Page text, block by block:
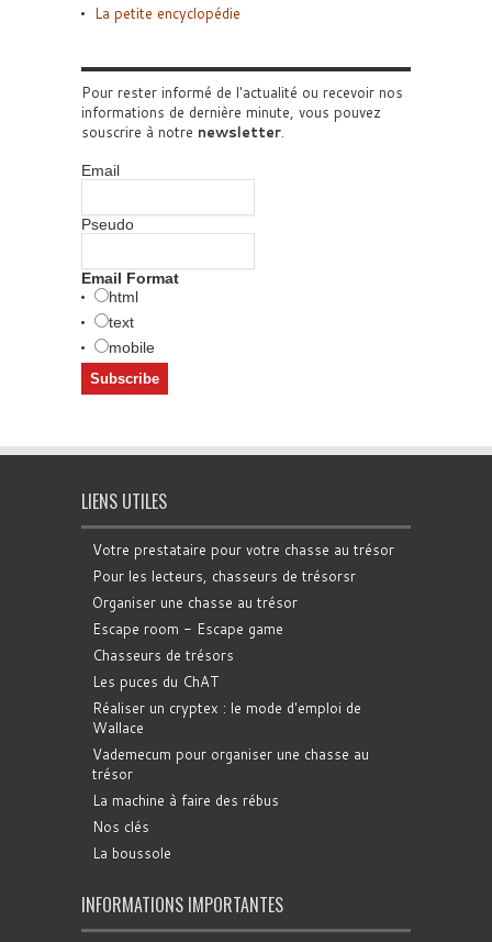
La petite encyclopédie
Pour rester informé de l'actualité ou recevoir nos
informations de dernière minute, vous pouvez
souscrire à notre newsletter.
Email
Pseudo
Email Format
html
text
mobile
LIENS UTILES
Votre prestataire pour votre chasse au trésor
Pour les lecteurs, chasseurs de trésorsr
Organiser une chasse au trésor
Escape room - Escape game
Chasseurs de trésors
Les puces du ChAT
Réaliser un cryptex : le mode d'emploi de
Wallace
Vademecum pour organiser une chasse au
trésor
La machine à faire des rébus
Nos clés
La boussole
INFORMATIONS IMPORTANTES